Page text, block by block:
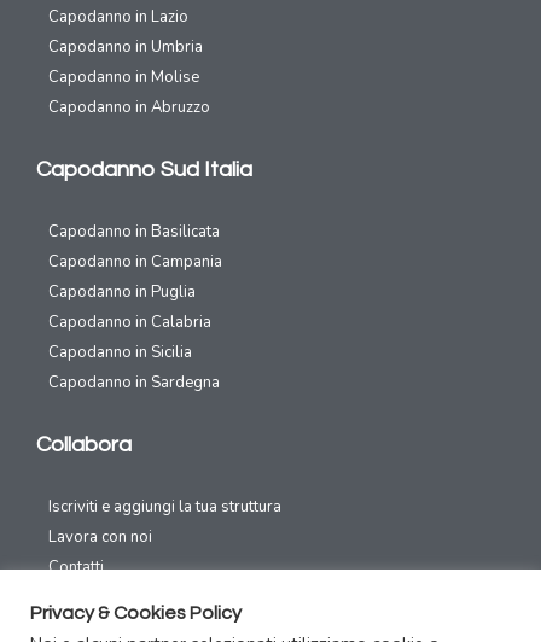
Capodanno in Lazio
Capodanno in Umbria
Capodanno in Molise
Capodanno in Abruzzo
Capodanno Sud Italia
Capodanno in Basilicata
Capodanno in Campania
Capodanno in Puglia
Capodanno in Calabria
Capodanno in Sicilia
Capodanno in Sardegna
Collabora
Iscriviti e aggiungi la tua struttura
Lavora con noi
Contatti
Canali Social
Privacy & Cookies Policy